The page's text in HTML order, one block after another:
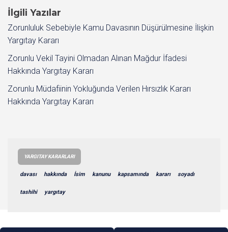
İlgili Yazılar
Zorunluluk Sebebiyle Kamu Davasının Düşürülmesine İlişkin
Yargıtay Kararı
Zorunlu Vekil Tayini Olmadan Alınan Mağdur İfadesi
Hakkında Yargıtay Kararı
Zorunlu Müdafiinin Yokluğunda Verilen Hırsızlık Kararı
Hakkında Yargıtay Kararı
YARGITAY KARARLARI
davası hakkında İsim kanunu kapsamında kararı soyadı
tashihi yargıtay